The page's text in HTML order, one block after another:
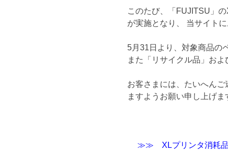
このたび、「FUJITSU」
が実施となり、 当サイト
5月31日より、対象商品の
また「リサイクル品」お
お客さまには、たいへん
ますようお願い申し上げま
≫≫ XLプリンタ消耗品